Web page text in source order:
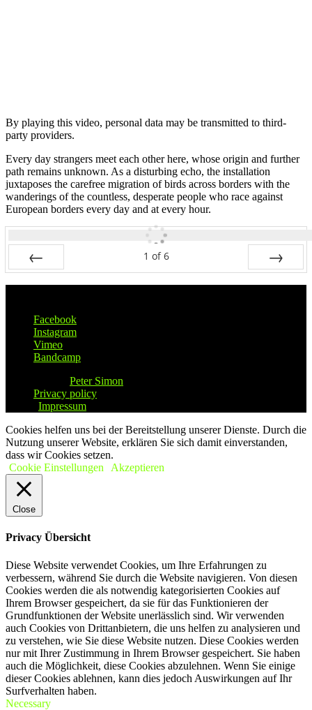
By playing this video, personal data may be transmitted to third-
party providers.
Every day strangers meet each other here, whose origin and further
path remains unknown. As a disturbing echo, the installation
juxtaposes the carefree migration of birds across borders with the
wanderings of the countless, desperate people who race against
European borders every day and at every hour.
1 of 6
Facebook
Instagram
Vimeo
Bandcamp
Peter Simon
Privacy policy
Impressum
Cookies helfen uns bei der Bereitstellung unserer Dienste. Durch die
Nutzung unserer Website, erklären Sie sich damit einverstanden,
dass wir Cookies setzen.
Cookie Einstellungen
Akzeptieren
Close
Privacy Übersicht
Diese Website verwendet Cookies, um Ihre Erfahrungen zu
verbessern, während Sie durch die Website navigieren. Von diesen
Cookies werden die als notwendig kategorisierten Cookies auf
Ihrem Browser gespeichert, da sie für das Funktionieren der
Grundfunktionen der Website unerlässlich sind. Wir verwenden
auch Cookies von Drittanbietern, die uns helfen zu analysieren und
zu verstehen, wie Sie diese Website nutzen. Diese Cookies werden
nur mit Ihrer Zustimmung in Ihrem Browser gespeichert. Sie haben
auch die Möglichkeit, diese Cookies abzulehnen. Wenn Sie einige
dieser Cookies ablehnen, kann dies jedoch Auswirkungen auf Ihr
Surfverhalten haben.
Necessary